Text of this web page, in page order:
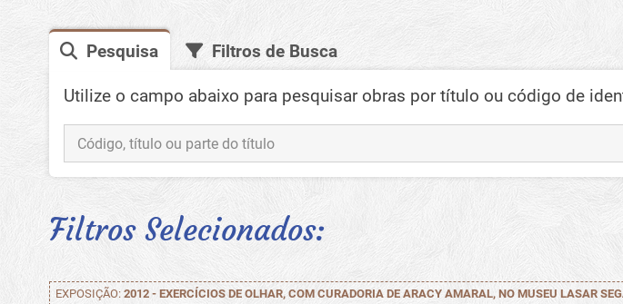
Pesquisa Filtros de Busca
Utilize o campo abaixo para pesquisar obras por título ou código de
Filtros Selecionados:
EXPOSIÇÃO: 2012 - EXERCÍCIOS DE OLHAR, COM CURADORIA DE ARACY AMARAL, NO MUSEU LASAR